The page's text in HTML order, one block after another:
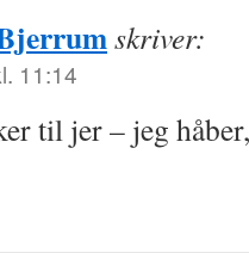
skriver:
11:14
til jer – jeg